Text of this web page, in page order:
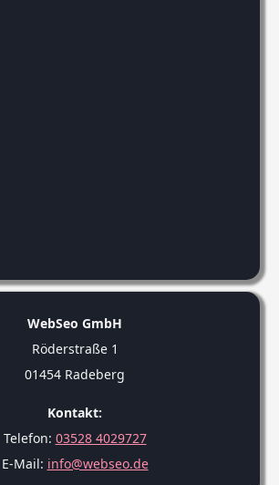
WebSeo GmbH
Röderstraße 1
01454 Radeberg
Kontakt:
Telefon: 03528 4029727
E-Mail: info@webseo.de